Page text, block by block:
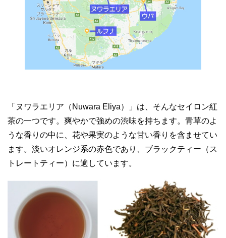
「ヌワラエリア（Nuwara Eliya）」は、そんなセイロン紅
茶の一つです。爽やかで強めの渋味を持ちます。青草のよ
うな香りの中に、花や果実のような甘い香りを含ませてい
ます。淡いオレンジ系の赤色であり、ブラックティー（ス
トレートティー）に適しています。